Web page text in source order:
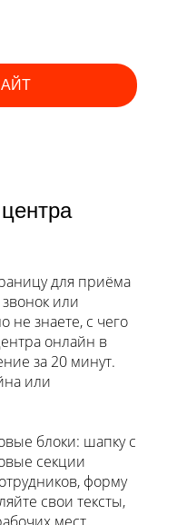
для приёма
или
знаете, с чего
онлайн в
за 20 минут.
или
блоки: шапку с
секции
форму
свои тексты,